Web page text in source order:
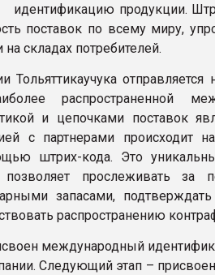
идентификацию продукции.
поставок по всему миру,
складах потребителей.
Тольяттикаучука
распространенной
и цепочками поставок
с партнерами происходит
штрих-кода. Это
прослеживать за
запасами,
распространению
международный
Следующий этап –